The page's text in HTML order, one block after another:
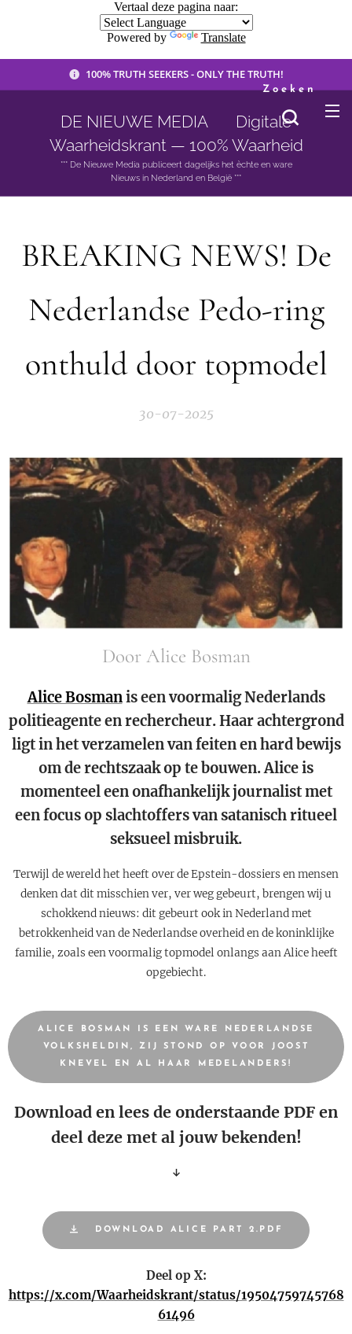
Vertaal deze pagina naar:
Powered by Translate
100% TRUTH SEEKERS - ONLY THE TRUTH!
DE NIEUWE MEDIA 🟣 Digitale
Waarheidskrant — 100% Waarheid
*** De Nieuwe Media publiceert dagelijks het èchte en ware
Nieuws in Nederland en België ***
Zoeken
BREAKING NEWS! De
Nederlandse Pedo-ring
onthuld door topmodel
30-07-2025
Door Alice Bosman
Alice Bosmanis een voormalig Nederlands
politieagente en rechercheur. Haar achtergrond
ligt in het verzamelen van feiten en hard bewijs
om de rechtszaak op te bouwen. Alice is
momenteel een onafhankelijk journalist met
een focus op slachtoffers van satanisch ritueel
seksueel misbruik.
Terwijl de wereld het heeft over de Epstein-dossiers en mensen
denken dat dit misschien ver, ver weg gebeurt, brengen wij u
schokkend nieuws: dit gebeurt ook in Nederland met
betrokkenheid van de Nederlandse overheid en de koninklijke
familie, zoals een voormalig topmodel onlangs aan Alice heeft
opgebiecht.
ALICE BOSMAN IS EEN WARE NEDERLANDSE
VOLKSHELDIN, ZIJ STOND OP VOOR JOOST
KNEVEL EN AL HAAR MEDELANDERS!
Download en lees de onderstaande PDF en
deel deze met al jouw bekenden!
↓
DOWNLOAD ALICE PART 2.PDF
Deel op X:
https://x.com/Waarheidskrant/status/19504759745768
61496